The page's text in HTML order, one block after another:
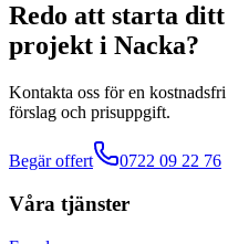
Redo att starta ditt
projekt i Nacka?
Kontakta oss för en
förslag och prisuppgift.
Begär offert 0722 09 22 76
Våra tjänster